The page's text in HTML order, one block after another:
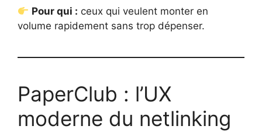
Pour qui : ceux qui veulent monter en
volume rapidement sans trop dépenser.
PaperClub : l’UX
moderne du netlinking